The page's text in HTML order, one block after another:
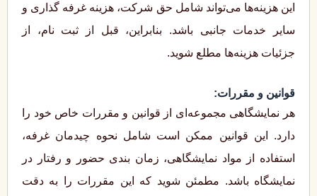
این هزینه‌ها می‌تواند شامل حق ‌شرکت، هزینه غرفه ‌گذاری و
سایر خدمات جانبی باشد. بنابراین، قبل از ثبت ‌نام، از
جزئیات هزینه‌ها مطلع شوید.
قوانین و مقررات:
هر نمایشگاهی مجموعه‌ای از قوانین و مقررات خاص خود را
دارد. این قوانین ممکن است شامل نحوه چیدمان غرفه،
استفاده از مواد نمایشگاهی، زمان ‌بندی حضور و رفتار در
نمایشگاه باشد. مطمئن شوید که این مقررات را به دقت